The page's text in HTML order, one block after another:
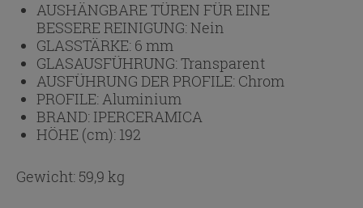
AUSHÄNGBARE TÜREN FÜR EINE
BESSERE REINIGUNG:Nein
GLASSTÄRKE: 6 mm
GLASAUSFÜHRUNG:Transparent
AUSFÜHRUNG DER PROFILE: Chrom
PROFILE:Aluminium
BRAND: IPERCERAMICA
HÖHE (cm): 192
Gewicht: 59,9 kg